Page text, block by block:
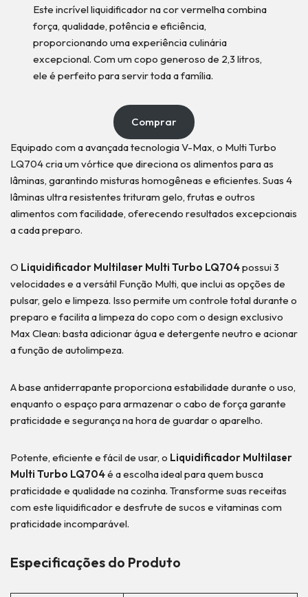
Este incrível liquidificador na cor vermelha combina
força, qualidade, potência e eficiência,
proporcionando uma experiência culinária
excepcional. Com um copo generoso de 2,3 litros,
ele é perfeito para servir toda a família.
Comprar
Equipado com a avançada tecnologia V-Max, o Multi Turbo
LQ704 cria um vórtice que direciona os alimentos para as
lâminas, garantindo misturas homogêneas e eficientes. Suas 4
lâminas ultra resistentes trituram gelo, frutas e outros
alimentos com facilidade, oferecendo resultados excepcionais
a cada preparo.
O Liquidificador Multilaser Multi Turbo LQ704possui 3
velocidades e a versátil Função Multi, que inclui as opções de
pulsar, gelo e limpeza. Isso permite um controle total durante o
preparo e facilita a limpeza do copo com o design exclusivo
Max Clean: basta adicionar água e detergente neutro e acionar
a função de autolimpeza.
A base antiderrapante proporciona estabilidade durante o uso,
enquanto o espaço para armazenar o cabo de força garante
praticidade e segurança na hora de guardar o aparelho.
Potente, eficiente e fácil de usar, o Liquidificador Multilaser
Multi Turbo LQ704é a escolha ideal para quem busca
praticidade e qualidade na cozinha. Transforme suas receitas
com este liquidificador e desfrute de sucos e vitaminas com
praticidade incomparável.
Especificações do Produto